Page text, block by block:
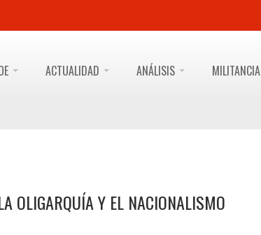
ACTUALIDAD ANÁLISIS MILITANCIA
OLIGARQUÍA Y EL NACIONALISMO